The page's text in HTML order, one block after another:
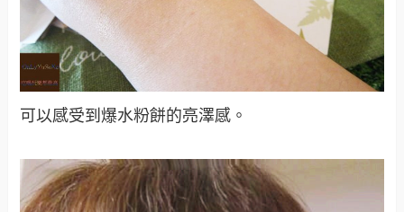
可以感受到爆水粉餅的亮澤感。